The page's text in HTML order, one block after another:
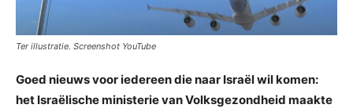
Ter illustratie. Screenshot YouTube
Goed nieuws voor iedereen die naar Israël wil komen:
het Israëlische ministerie van Volksgezondheid maakte